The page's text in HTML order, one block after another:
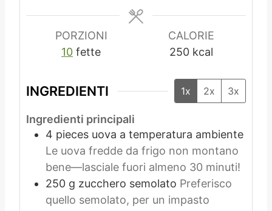
PORZIONI
10 fette
CALORIE
250 kcal
INGREDIENTI 1x 2x 3x
Ingredienti principali
4 pieces uova a temperatura ambiente
Le uova fredde da frigo non montano
bene—lasciale fuori almeno 30 minuti!
250 g zucchero semolato Preferisco
quello semolato, per un impasto